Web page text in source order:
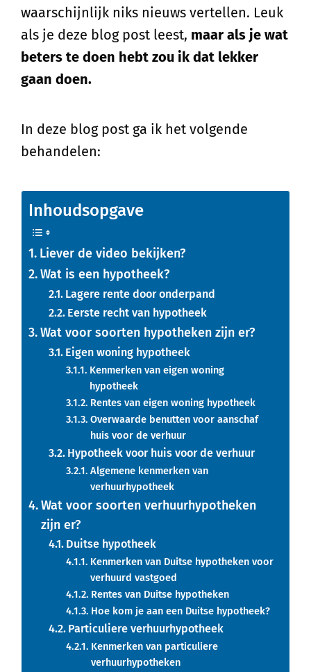
waarschijnlijk niks nieuws vertellen. Leuk
als je deze blog post leest, maar als je wat
beters te doen hebt zou ik dat lekker
gaan doen.
In deze blog post ga ik het volgende
behandelen:
Inhoudsopgave
Liever de video bekijken?
Wat is een hypotheek?
Lagere rente door onderpand
Eerste recht van hypotheek
Wat voor soorten hypotheken zijn er?
Eigen woning hypotheek
Kenmerken van eigen woning
hypotheek
Rentes van eigen woning hypotheek
Overwaarde benutten voor aanschaf
huis voor de verhuur
Hypotheek voor huis voor de verhuur
Algemene kenmerken van
verhuurhypotheek
Wat voor soorten verhuurhypotheken
zijn er?
Duitse hypotheek
Kenmerken van Duitse hypotheken voor
verhuurd vastgoed
Rentes van Duitse hypotheken
Hoe kom je aan een Duitse hypotheek?
Particuliere verhuurhypotheek
Kenmerken van particuliere
verhuurhypotheken